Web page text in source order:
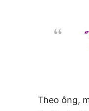
Theo ông,